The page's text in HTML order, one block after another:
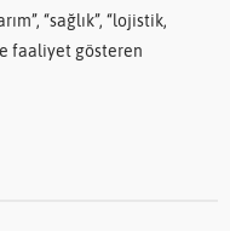
“sağlık”, “lojistik,
faaliyet gösteren